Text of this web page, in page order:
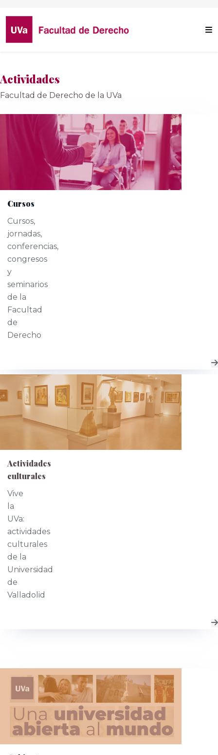
Actividades
Facultad de Derecho de la UVa
Cursos
Cursos,
jornadas,
conferencias,
congresos
y
seminarios
de la
Facultad
de
Derecho
Actividades
culturales
Vive
la
UVa:
actividades
culturales
de la
Universidad
de
Valladolid